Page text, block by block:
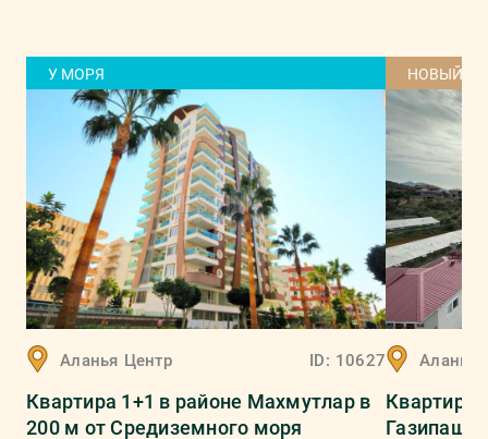
У МОРЯ
Аланья Центр ID: 10627
Квартира 1+1 в районе Махмутлар в
200 м от Средиземного моря
НОВЫЙ
Аланья
Квартира
Газипаша